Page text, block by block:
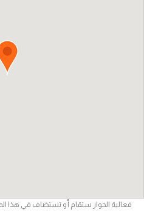
فعالية الحوار ستقام أو تستضاف في هذا